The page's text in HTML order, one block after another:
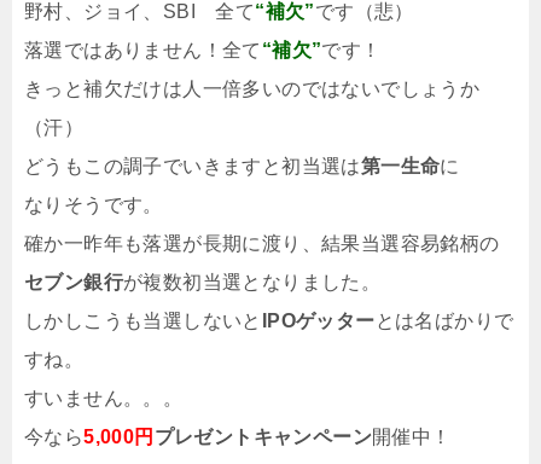
野村、ジョイ、SBI 全て“補欠”です（悲）
落選ではありません！全て “補欠”です！
きっと補欠だけは人一倍多いのではないでしょうか
（汗）
どうもこの調子でいきますと初当選は第一生命に
なりそうです。
確か一昨年も落選が長期に渡り、結果当選容易銘柄の
セブン銀行が複数初当選となりました。
しかしこうも当選しないと
IPOゲッターとは名ばかりで
すね。
すいません。。。
今なら5,000円 プレゼントキャンペーン開催中！